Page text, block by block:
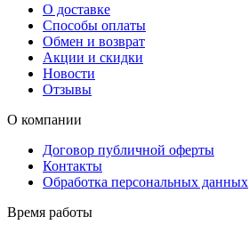
О доставке
Способы оплаты
Обмен и возврат
Акции и скидки
Новости
Отзывы
О компании
Договор публичной оферты
Контакты
Обработка персональных данных
Время работы